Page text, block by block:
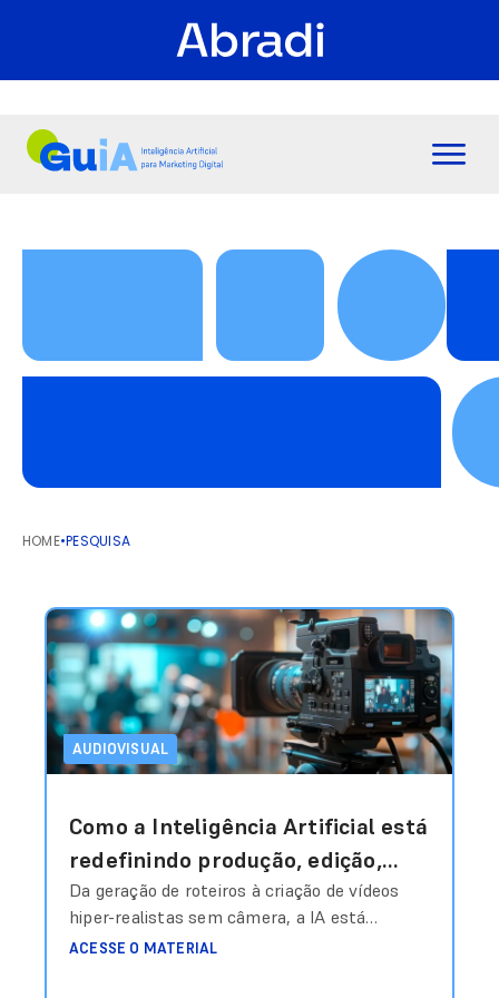
HOME•PESQUISA
AUDIOVISUAL
Como a Inteligência Artificial está
redefinindo produção, edição,
personalização e escala em vídeo
e áudio?
Da geração de roteiros à criação de vídeos
hiper-realistas sem câmera, a IA está
transformando o audiovisual em um sistema
ACESSE O MATERIAL